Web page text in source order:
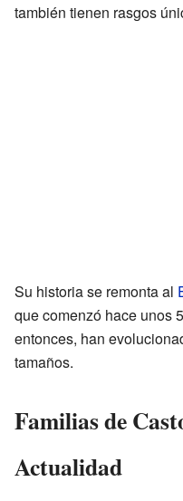
también tienen rasgos
Su historia se remonta al
que comenzó hace unos
entonces, han
tamaños.
Familias de
Actualidad